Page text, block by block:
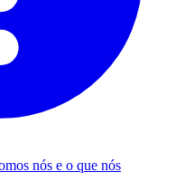
nós e o que nós